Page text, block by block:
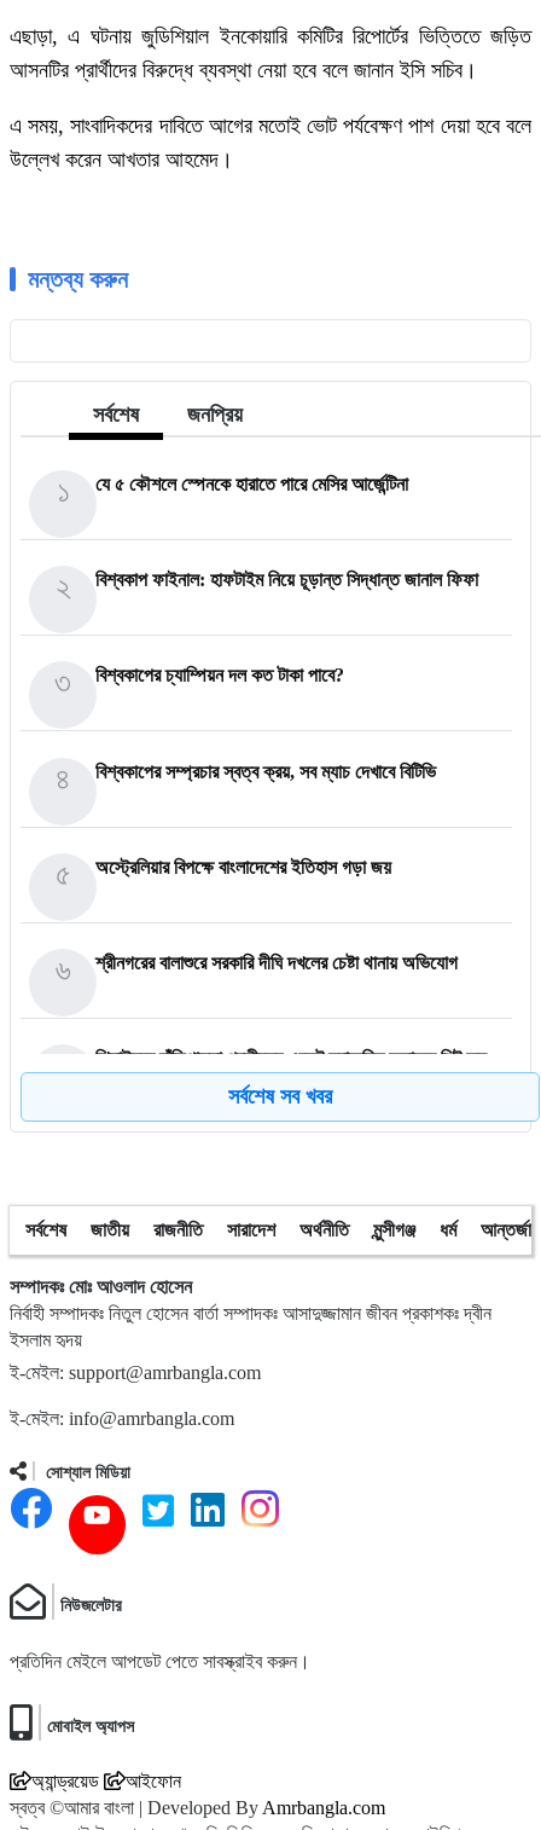
এছাড়া, এ ঘটনায় জুডিশিয়াল ইনকোয়ারি কমিটির রিপোর্টের ভিত্তিতে জড়িত
আসনটির প্রার্থীদের বিরুদ্ধে ব্যবস্থা নেয়া হবে বলে জানান ইসি সচিব।
এ সময়, সাংবাদিকদের দাবিতে আগের মতোই ভোট পর্যবেক্ষণ পাশ দেয়া হবে বলে
উল্লেখ করেন আখতার আহমেদ।
মন্তব্য করুন
সর্বশেষ জনপ্রিয়
যে ৫ কৌশলে স্পেনকে হারাতে পারে মেসির আর্জেন্টিনা
১
বিশ্বকাপ ফাইনাল: হাফটাইম নিয়ে চূড়ান্ত সিদ্ধান্ত জানাল ফিফা
২
বিশ্বকাপের চ্যাম্পিয়ন দল কত টাকা পাবে?
৩
বিশ্বকাপের সম্প্রচার স্বত্ব ক্রয়, সব ম্যাচ দেখাবে বিটিভি
৪
অস্ট্রেলিয়ার বিপক্ষে বাংলাদেশের ইতিহাস গড়া জয়
৫
শ্রীনগরের বালাশুরে সরকারি দীঘি দখলের চেষ্টা থানায় অভিযোগ
৬
ঝিনাইদহে দাঁড়িপাল্লা প্রতীকের এজেন্ট স্বাক্ষরিত ফলাফল শিট জব্দ
৭
ইশরাকের আসনে ভোটকেন্দ্রে ঢুকে প্রিজাইডিং অফিসারের ওপর হামলা
বিএনপি নেতাকর্মীদের
৯
১০
গোপালগঞ্জে ডিসির বাসভবনের সামনে ককটেল বিস্ফোরণ
১২
: ভিপি নূর
১৩
মহাপরিচালকের বেইজ ক্যাম্প পরিদর্শন
সর্বশেষ সব খবর
সর্বশেষ জাতীয় রাজনীতি সারাদেশ অর্থনীতি মুন্সীগঞ্জ ধর্ম
সম্পাদকঃ মোঃ আওলাদ হোসেন
নির্বাহী সম্পাদকঃ নিতুল হোসেন বার্তা সম্পাদকঃ আসাদুজ্জামান জীবন প্রকাশকঃ দ্বীন
ইসলাম হৃদয়
ই-মেইল: support@amrbangla.com
ই-মেইল: info@amrbangla.com
সোশ্যাল মিডিয়া
নিউজলেটার
প্রতিদিন মেইলে আপডেট পেতে সাবস্ক্রাইব করুন।
মোবাইল অ্যাপস
অ্যান্ড্রয়েড
আইফোন
স্বত্ব ©আমার বাংলা | Developed By Amrbangla.com